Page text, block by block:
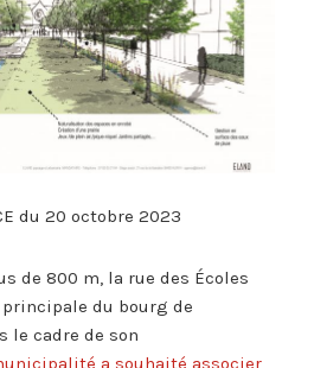
du 20 octobre 2023
de 800 m, la rue des Écoles
du bourg de
le cadre de son